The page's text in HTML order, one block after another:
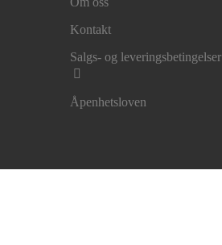
Kontakt
Salgs- og leveringsbetingelser
Åpenhetsloven